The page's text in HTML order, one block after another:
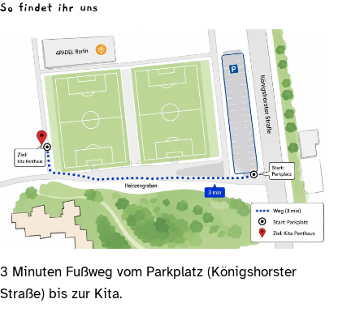
So findet ihr uns
3 Minuten Fußweg vom Parkplatz (Königshorster
Straße) bis zur Kita.